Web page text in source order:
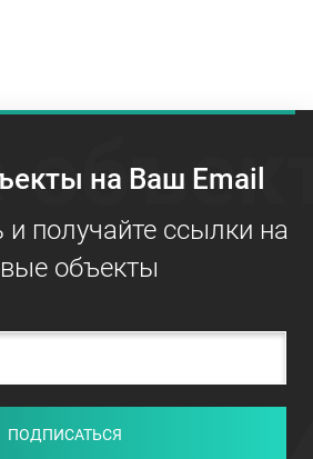
на Ваш Email
получайте ссылки на
объекты
ПОДПИСАТЬСЯ